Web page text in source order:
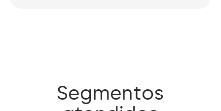
Segmentos